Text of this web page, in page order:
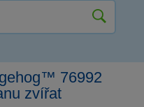
76992
zvířat